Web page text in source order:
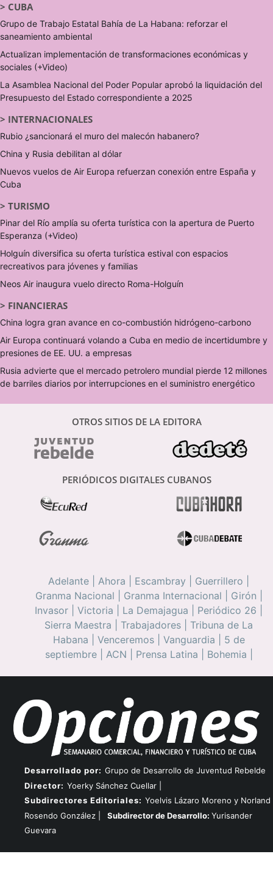
> CUBA
Grupo de Trabajo Estatal Bahía de La Habana: reforzar el
saneamiento ambiental
Actualizan implementación de transformaciones económicas y
sociales (+Video)
La Asamblea Nacional del Poder Popular aprobó la liquidación del
Presupuesto del Estado correspondiente a 2025
> INTERNACIONALES
Rubio ¿sancionará el muro del malecón habanero?
China y Rusia debilitan al dólar
Nuevos vuelos de Air Europa refuerzan conexión entre España y
Cuba
> TURISMO
Pinar del Río amplía su oferta turística con la apertura de Puerto
Esperanza (+Video)
Holguín diversifica su oferta turística estival con espacios
recreativos para jóvenes y familias
Neos Air inaugura vuelo directo Roma-Holguín
> FINANCIERAS
China logra gran avance en co-combustión hidrógeno-carbono
Air Europa continuará volando a Cuba en medio de incertidumbre y
presiones de EE. UU. a empresas
Rusia advierte que el mercado petrolero mundial pierde 12 millones
de barriles diarios por interrupciones en el suministro energético
OTROS SITIOS DE LA EDITORA
PERIÓDICOS DIGITALES CUBANOS
Adelante Ahora Escambray Guerrillero
Granma Nacional
Granma Internacional Girón
Invasor
Victoria La Demajagua Periódico 26
Sierra Maestra
Trabajadores
Tribuna de La
Habana
Venceremos| Vanguardia
5 de
septiembre| ACN Prensa Latina Bohemia
Desarrollado por: Grupo de Desarrollo de Juventud Rebelde
Director: Yoerky Sánchez Cuellar |
Subdirectores Editoriales: Yoelvis Lázaro Moreno y Norland
Rosendo González |
Subdirector de Desarrollo: Yurisander
Guevara